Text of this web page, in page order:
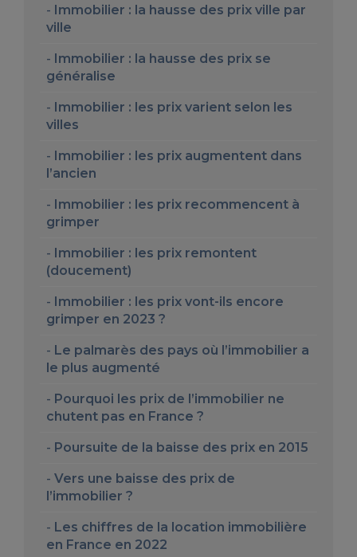
Immobilier : la hausse des prix ville par
ville
Immobilier : la hausse des prix se
généralise
Immobilier : les prix varient selon les
villes
Immobilier : les prix augmentent dans
l’ancien
Immobilier : les prix recommencent à
grimper
Immobilier : les prix remontent
(doucement)
Immobilier : les prix vont-ils encore
grimper en 2023 ?
Le palmarès des pays où l’immobilier a
le plus augmenté
Pourquoi les prix de l’immobilier ne
chutent pas en France ?
Poursuite de la baisse des prix en 2015
Vers une baisse des prix de
l’immobilier ?
Les chiffres de la location immobilière
en France en 2022